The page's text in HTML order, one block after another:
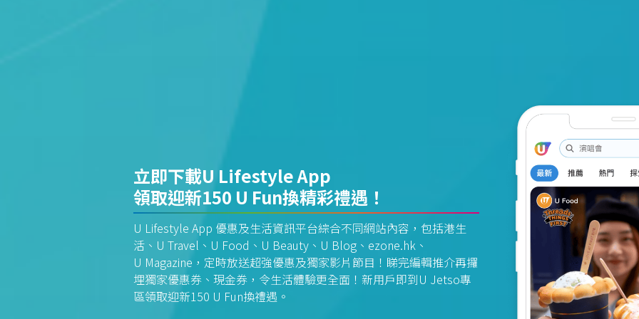
立即下載U Lifestyle App
領取迎新150 U Fun換精彩禮遇！
U Lifestyle App 優惠及生活資訊平台綜合不同網站內容，包括港生
活、U Travel、U Food、U Beauty、U Blog、ezone.hk、
U Magazine，定時放送超強優惠及獨家影片節目！睇完編輯推介再攞
埋獨家優惠券、現金券，令生活體驗更全面！新用戶即到U Jetso專
區領取迎新150 U Fun換禮遇。